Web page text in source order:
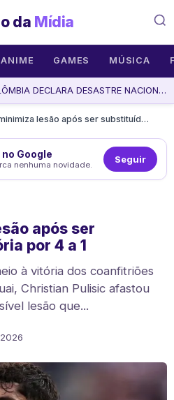
da Mídia
ANIME GAMES MÚSICA
DESASTRE NACIONAL APÓS TERREMOTO | CNN 360°, assista agora
Pulisic minimiza lesão após ser substituído na vitória por 4 a 1
Google
nenhuma novidade. Seguir
após ser
por 4 a 1
à vitória dos coanfitriões
Christian Pulisic afastou
lesão que...